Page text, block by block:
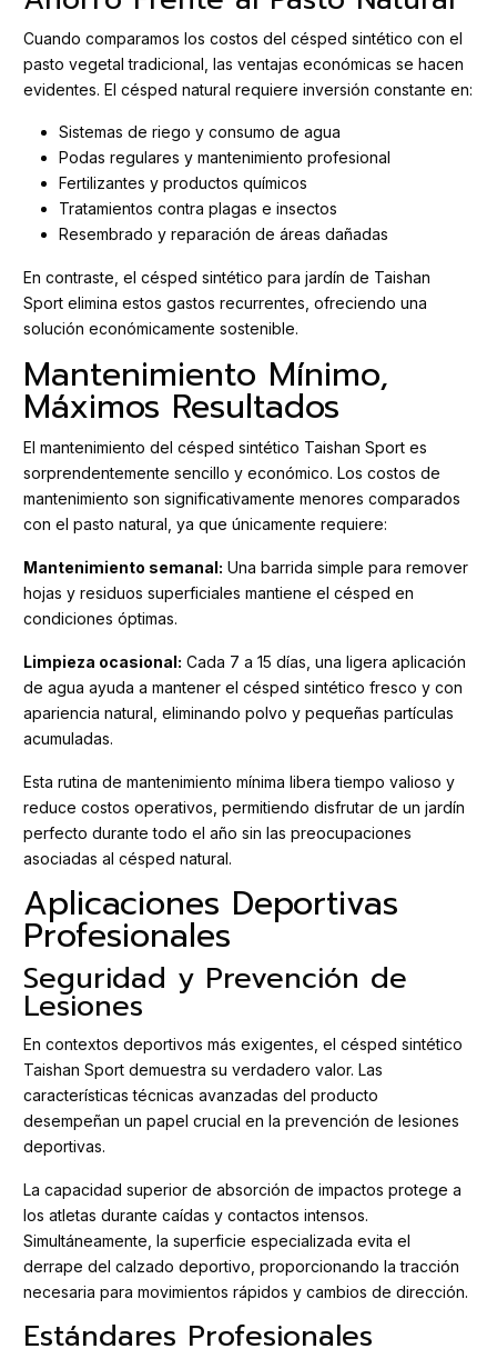
Cuando comparamos los costos del césped sintético con el
pasto vegetal tradicional, las ventajas económicas se hacen
evidentes. El césped natural requiere inversión constante en:
Sistemas de riego y consumo de agua
Podas regulares y mantenimiento profesional
Fertilizantes y productos químicos
Tratamientos contra plagas e insectos
Resembrado y reparación de áreas dañadas
En contraste, el césped sintético para jardín de Taishan
Sport elimina estos gastos recurrentes, ofreciendo una
solución económicamente sostenible.
Mantenimiento Mínimo,
Máximos Resultados
El mantenimiento del césped sintético Taishan Sport es
sorprendentemente sencillo y económico. Los costos de
mantenimiento son significativamente menores comparados
con el pasto natural, ya que únicamente requiere:
Mantenimiento semanal: Una barrida simple para remover
hojas y residuos superficiales mantiene el césped en
condiciones óptimas.
Limpieza ocasional: Cada 7 a 15 días, una ligera aplicación
de agua ayuda a mantener el césped sintético fresco y con
apariencia natural, eliminando polvo y pequeñas partículas
acumuladas.
Esta rutina de mantenimiento mínima libera tiempo valioso y
reduce costos operativos, permitiendo disfrutar de un jardín
perfecto durante todo el año sin las preocupaciones
asociadas al césped natural.
Aplicaciones Deportivas
Profesionales
Seguridad y Prevención de
Lesiones
En contextos deportivos más exigentes, el césped sintético
Taishan Sport demuestra su verdadero valor. Las
características técnicas avanzadas del producto
desempeñan un papel crucial en la prevención de lesiones
deportivas.
La capacidad superior de absorción de impactos protege a
los atletas durante caídas y contactos intensos.
Simultáneamente, la superficie especializada evita el
derrape del calzado deportivo, proporcionando la tracción
necesaria para movimientos rápidos y cambios de dirección.
Estándares Profesionales